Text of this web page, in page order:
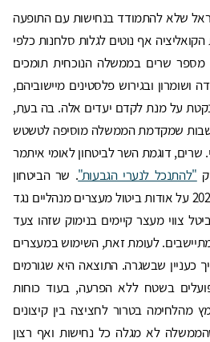
ישראל שלא להתמודד בנחישות עם התופעה
אף נוטים לגלות סלחנות כלפי
מספר שרים בממשלה הנוכחית תומכים
ובגירוש פלסטינים מיישוביהם,
על מנת לקדם יעדים אלה. בה בעת,
שמקדמת הממשלה מוסיפה לטשטש
שרים, דוגמת השר לביטחון לאומי איתמר
"להתנכל לנערי הגבעות". שר הביטחון
ישראל כ"ץ הודיע בנובמבר 2024 על אודות ביטול מעצרים מנהליים נגד
צווי מעצר קיימים בנימוק שזהו צעד
לעומת זאת, השימוש במעצרים
כעניין שבשגרה. התוצאה היא שגורמים
פועלים בשטח ללא הפרעה, בעוד כוחות
מהלחימה בטרור לחציצה בין קיצונים
לא מגלה כל נחישות ואף רצון